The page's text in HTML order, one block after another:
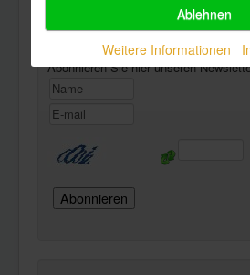
Newsletter
Abonnieren Sie hier unseren
Ablehnen
Weitere Informationen